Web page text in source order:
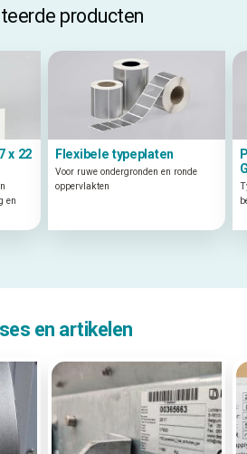
producten
x 22
en
Flexibele typeplaten
Voor ruwe ondergronden en ronde
oppervlakten
en artikelen